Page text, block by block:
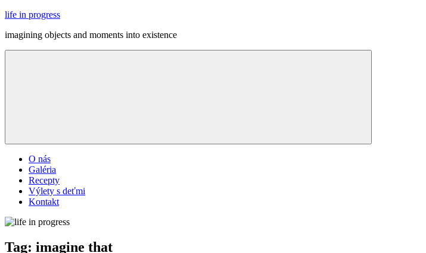
Skip
content
life in progress
imagining objects and moments into existence
Menu
O nás
Galéria
Recepty
Výlety s deťmi
Kontakt
Tag: imagine that